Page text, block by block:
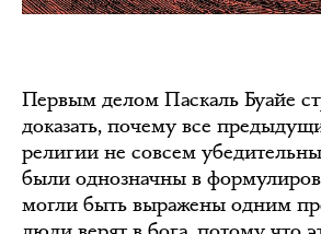
Первым делом Паскаль Буайе
доказать, почему все
религии не совсем
были однозначны в
могли быть выражены одним